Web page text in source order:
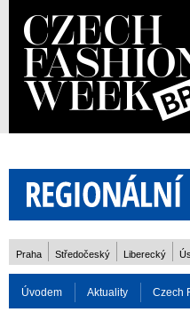
Praha Středočeský Liberecký
Úvodem Aktuality Czech